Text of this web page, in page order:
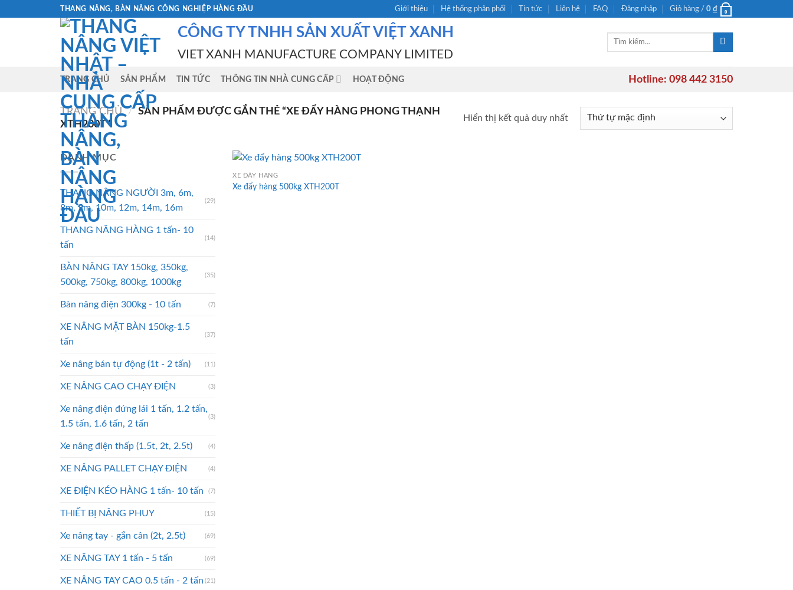
THANG NÂNG, BÀN NÂNG CÔNG NGHIỆP HÀNG ĐẦU Giới thiệu Hệ thống phân phối Tin tức Liên hệ FAQ Đăng nhập Giỏ hàng / 0 ₫ 0
CÔNG TY TNHH SẢN XUẤT VIỆT XANH
VIET XANH MANUFACTURE COMPANY LIMITED
Tìm
TRANG CHỦ SẢN PHẨM TIN TỨC THÔNG TIN NHÀ CUNG CẤP HOẠT ĐỘNG Hotline: 098 442 3150
TRANG CHỦ / SẢN PHẨM ĐƯỢC GẮN THẺ “XE ĐẨY HÀNG PHONG THẠNH
XTH200T”
Hiển thị kết quả duy nhất
DANH MỤC
THANG NÂNG NGƯỜI 3m, 6m,
8m, 9m, 10m, 12m, 14m, 16m
(29)
THANG NÂNG HÀNG 1 tấn- 10
tấn
(14)
BÀN NÂNG TAY 150kg, 350kg,
500kg, 750kg, 800kg, 1000kg
(35)
Bàn nâng điện 300kg - 10 tấn (7)
XE NÂNG MẶT BÀN 150kg-1.5
tấn
(37)
Xe nâng bán tự động (1t - 2 tấn) (11)
XE NÂNG CAO CHẠY ĐIỆN (3)
Xe nâng điện đứng lái 1 tấn, 1.2 tấn,
1.5 tấn, 1.6 tấn, 2 tấn
(3)
Xe nâng điện thấp (1.5t, 2t, 2.5t) (4)
XE NÂNG PALLET CHẠY ĐIỆN (4)
XE ĐIỆN KÉO HÀNG 1 tấn- 10 tấn (7)
THIẾT BỊ NÂNG PHUY (15)
Xe nâng tay - gắn cân (2t, 2.5t) (69)
XE NÂNG TAY 1 tấn - 5 tấn (69)
XE NÂNG TAY CAO 0.5 tấn - 2 tấn (21)
XE ĐẨY HÀNG
Xe đẩy hàng 500kg XTH200T